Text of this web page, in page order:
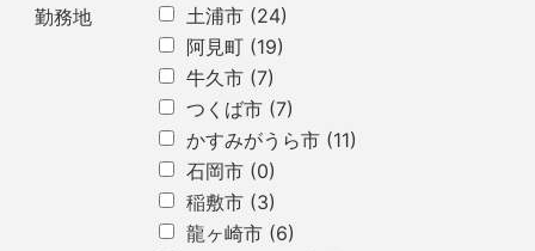
勤務地 土浦市 (24)
阿見町 (19)
牛久市 (7)
つくば市 (7)
かすみがうら市 (11)
石岡市 (0)
稲敷市 (3)
龍ヶ崎市 (6)